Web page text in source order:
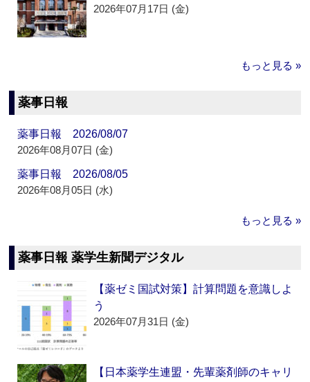
2026年07月17日 (金)
もっと見る »
薬事日報
薬事日報 2026/08/07
2026年08月07日 (金)
薬事日報 2026/08/05
2026年08月05日 (水)
もっと見る »
薬事日報 薬学生新聞デジタル
【薬ゼミ国試対策】計算問題を意識しよ
う
2026年07月31日 (金)
【日本薬学生連盟・先輩薬剤師のキャリ